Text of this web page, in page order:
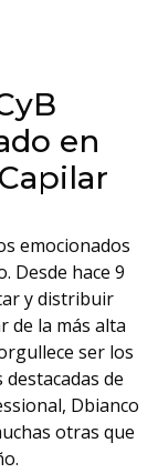
en
emocionados
Desde hace 9
y distribuir
de la más alta
ser los
de
Dbianco
otras que